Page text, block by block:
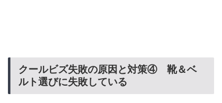
クールビズ失敗の原因と対策④ 靴＆ベ
ルト選びに失敗している